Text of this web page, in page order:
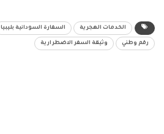
الخدمات الهجرية السفارة السودانية بليبيا
رقم وطني وثيقة السفر الاضطرارية